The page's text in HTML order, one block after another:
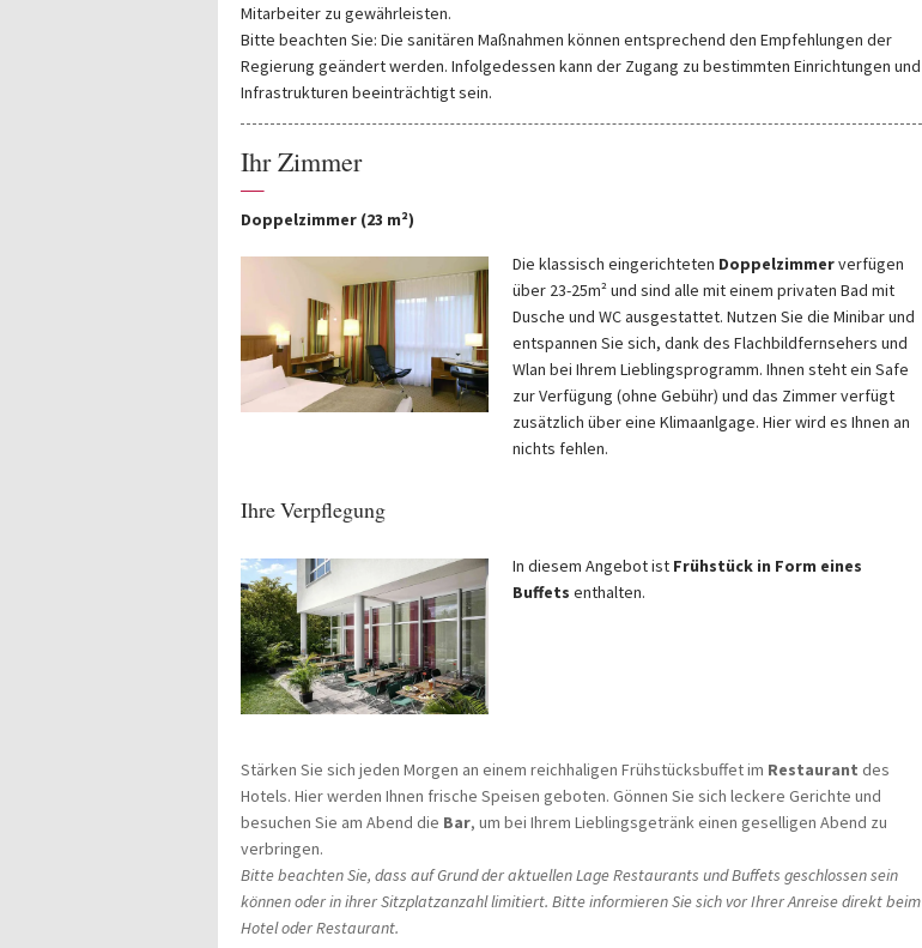
Mitarbeiter zu gewährleisten.
Bitte beachten Sie: Die sanitären Maßnahmen können entsprechend den Empfehlungen der
Regierung geändert werden. Infolgedessen kann der Zugang zu bestimmten Einrichtungen und
Infrastrukturen beeinträchtigt sein.
Ihr Zimmer
—
Doppelzimmer (23 m²)
Die klassisch eingerichteten Doppelzimmerverfügen
über 23-25m² und sind alle mit einem privaten Bad mit
Dusche und WC ausgestattet. Nutzen Sie die Minibar und
entspannen Sie sich, dank des Flachbildfernsehers und
Wlan bei Ihrem Lieblingsprogramm. Ihnen steht ein Safe
zur Verfügung (ohne Gebühr) und das Zimmer verfügt
zusätzlich über eine Klimaanlgage. Hier wird es Ihnen an
nichts fehlen.
Ihre Verpflegung
In diesem Angebot ist Frühstück in Form eines
Buffets enthalten.
Stärken Sie sich jeden Morgen an einem reichhaligen Frühstücksbuffet im Restaurant des
Hotels. Hier werden Ihnen frische Speisen geboten. Gönnen Sie sich leckere Gerichte und
besuchen Sie am Abend die Bar, um bei Ihrem Lieblingsgetränk einen geselligen Abend zu
verbringen.
Bitte beachten Sie, dass auf Grund der aktuellen Lage Restaurants und Buffets geschlossen sein
können oder in ihrer Sitzplatzanzahl limitiert. Bitte informieren Sie sich vor Ihrer Anreise direkt beim
Hotel oder Restaurant.